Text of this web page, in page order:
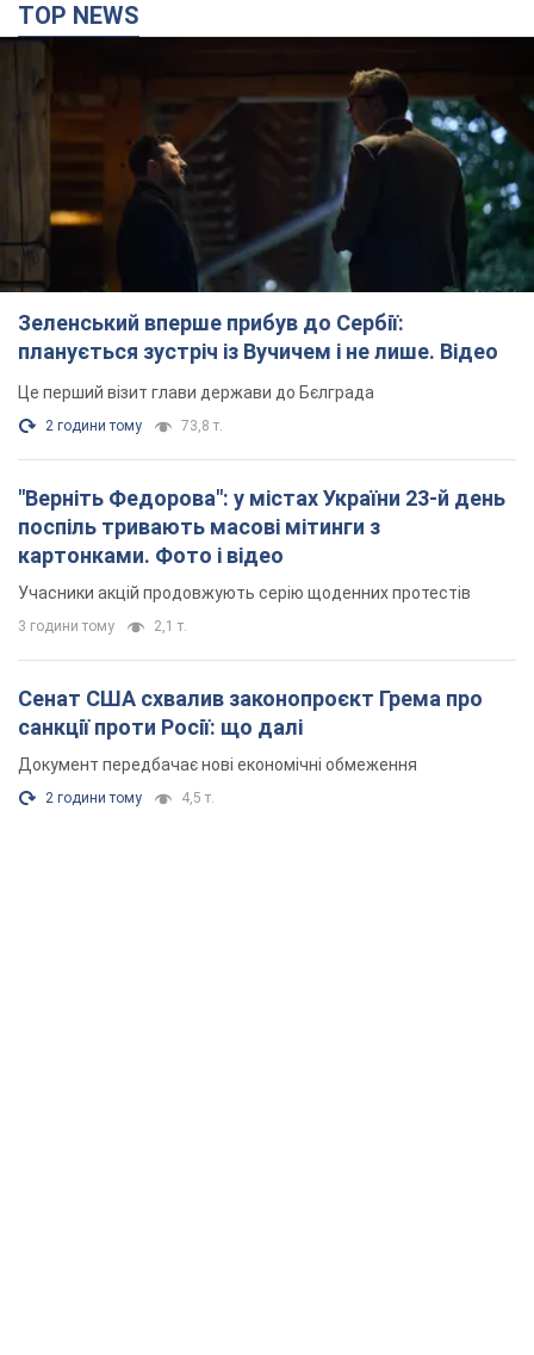
TOP NEWS
Зеленський вперше прибув до Сербії:
планується зустріч із Вучичем і не лише. Відео
Це перший візит глави держави до Бєлграда
2 години тому 73,8 т.
"Верніть Федорова": у містах України 23-й день
поспіль тривають масові мітинги з
картонками. Фото і відео
Учасники акцій продовжують серію щоденних протестів
3 години тому 2,1 т.
Сенат США схвалив законопроєкт Грема про
санкції проти Росії: що далі
Документ передбачає нові економічні обмеження
2 години тому 4,5 т.